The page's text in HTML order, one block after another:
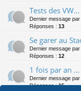
Tests des VW...
Dernier message par
Réponses : 13
Se garer au
Dernier message par
Réponses : 12
1 fois par an ...
Dernier message par
Réponses :15